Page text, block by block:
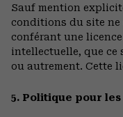
Sauf mention
conditions du site ne
conférant une
intellectuelle, que ce
ou autrement. Cette
5. Politique pour